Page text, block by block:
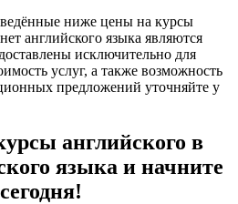
ниже цены на курсы
английского языка являются
исключительно для
услуг, а также возможность
предложений уточняйте у
английского в
языка и начните